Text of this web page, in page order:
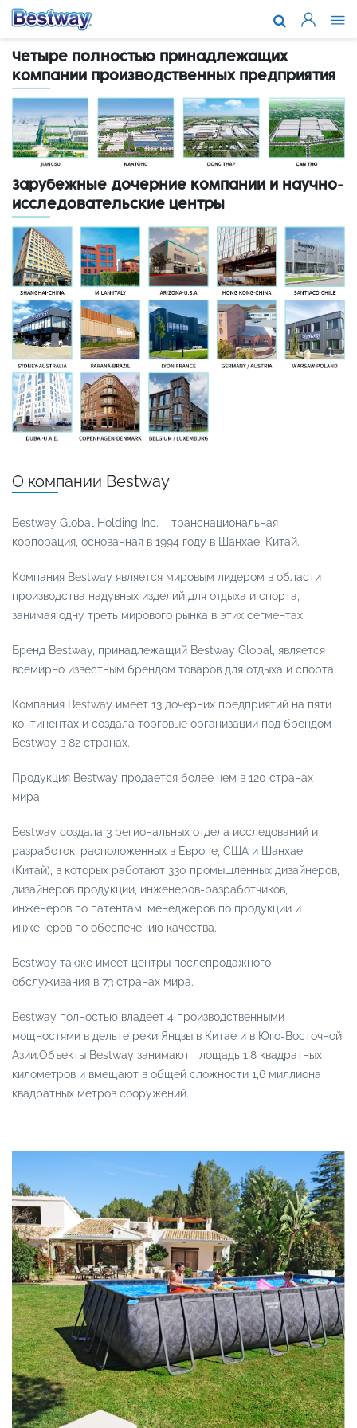
О
Каталог
Поддержка
Где купить
Четыре полностью принадлежащих
компании производственных предприятия
Зарубежные дочерние компании и научно-
исследовательские центры
О компании Bestway
Bestway Global Holding Inc. – транснациональная
корпорация, основанная в 1994 году в Шанхае, Китай.
Компания Bestway является мировым лидером в области
производства надувных изделий для отдыха и спорта,
занимая одну треть мирового рынка в этих сегментах.
Бренд Bestway, принадлежащий Bestway Global, является
всемирно известным брендом товаров для отдыха и спорта.
Компания Bestway имеет 13 дочерних предприятий на пяти
континентах и создала торговые организации под брендом
Bestway в 82 странах.
Продукция Bestway продается более чем в 120 странах
мира.
Bestway создала 3 региональных отдела исследований и
разработок, расположенных в Европе, США и Шанхае
(Китай), в которых работают 330 промышленных дизайнеров,
дизайнеров продукции, инженеров-разработчиков,
инженеров по патентам, менеджеров по продукции и
инженеров по обеспечению качества.
Bestway также имеет центры послепродажного
обслуживания в 73 странах мира.
Bestway полностью владеет 4 производственными
мощностями в дельте реки Янцзы в Китае и в Юго-Восточной
Азии.Объекты Bestway занимают площадь 1,8 квадратных
километров и вмещают в общей сложности 1,6 миллиона
квадратных метров сооружений.